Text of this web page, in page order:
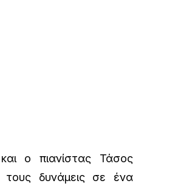
ο πιανίστας Τάσος
τους δυνάμεις σε ένα